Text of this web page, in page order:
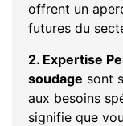
offrent un
futures du
2. Expertise
soudage sont
aux besoins
signifie que